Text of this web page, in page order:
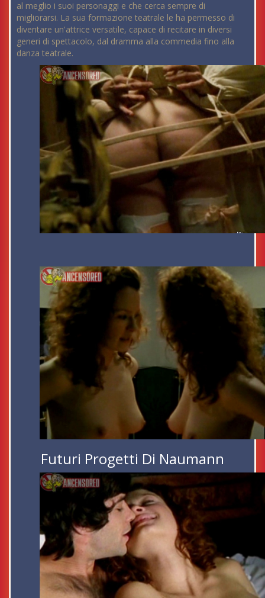
al meglio i suoi personaggi e che cerca sempre di
migliorarsi. La sua formazione teatrale le ha permesso di
diventare un'attrice versatile, capace di recitare in diversi
generi di spettacolo, dal dramma alla commedia fino alla
danza teatrale.
Futuri Progetti Di Naumann